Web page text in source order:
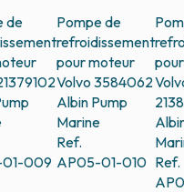
de
009
Pompe de
refroidissement
pour moteur
Volvo 3584062
Albin Pump
Marine
Ref.
AP05-01-010 Ref.